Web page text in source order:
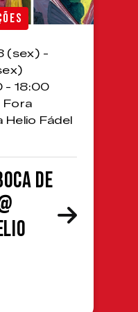
(sex) -
- 18:00
Fora
Helio Fádel
de